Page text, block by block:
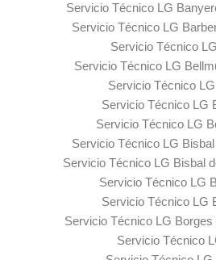
Servicio Técnico LG
Servicio Técnico LG
Servicio Técnico
Servicio Técnico LG
Servicio Técnico
Servicio Técnico LG
Servicio Técnico LG
Servicio Técnico LG
Servicio Técnico LG Bisbal
Servicio Técnico LG
Servicio Técnico LG
Servicio Técnico LG
Servicio Técnico